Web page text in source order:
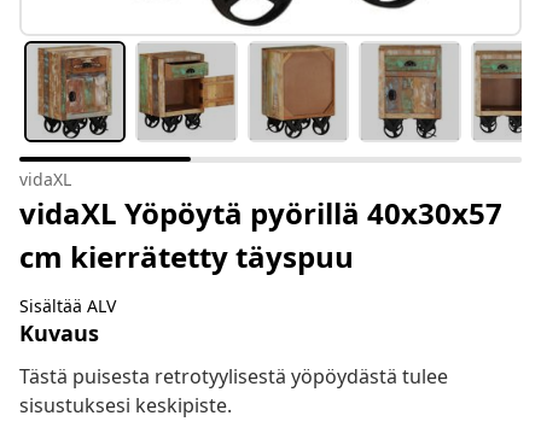
vidaXL
vidaXL Yöpöytä pyörillä 40x30x57
cm kierrätetty täyspuu
Sisältää ALV
Kuvaus
Tästä puisesta retrotyylisestä yöpöydästä tulee
sisustuksesi keskipiste.